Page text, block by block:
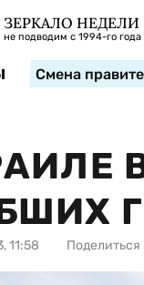
ЗЕРКАЛО НЕДЕЛИ
не подводим с 1994-го года
Смена
11:58 Поделиться